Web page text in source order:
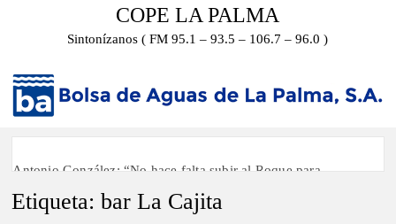
COPE LA PALMA
Sintonízanos ( FM 95.1 – 93.5 – 106.7 – 96.0 )
Antonio González: “No hace falta subir al Roque para
Etiqueta:bar La Cajita